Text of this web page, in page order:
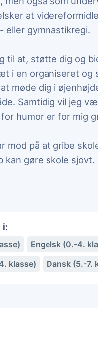
at
eller gymnastikregi.
til at, støtte dig og
i en organiseret og
møde dig i
Samtidig vil jeg
humor er for mig
mod på at gribe
kan gøre skole sjovt.
i:
Engelsk (0.-4.
klasse)
Dansk (5.-7.